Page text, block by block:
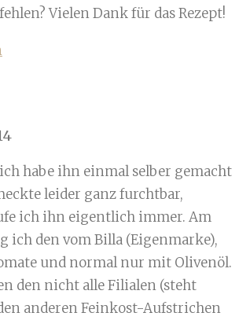
Vielen Dank für das Rezept!
habe ihn einmal selber gemacht
leider ganz furchtbar,
ich ihn eigentlich immer. Am
ich den vom Billa (Eigenmarke),
und normal nur mit Olivenöl.
den nicht alle Filialen (steht
anderen Feinkost-Aufstrichen